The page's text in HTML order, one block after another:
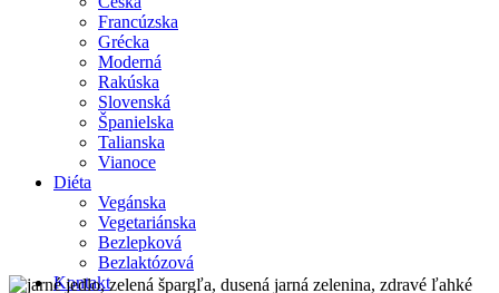
Francúzska
Grécka
Moderná
Rakúska
Slovenská
Španielska
Talianska
Vianoce
Diéta
Vegánska
Vegetariánska
Bezlepková
Bezlaktózová
Kontakt